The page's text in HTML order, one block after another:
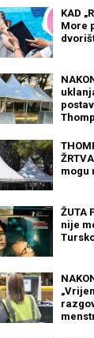
KAD
More
mogu
ŽUTA
nije